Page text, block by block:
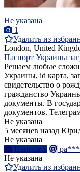
Не указана
1
Удалить из
London, United
Паспорт Украины
Решаем любые
Украины, id карта,
свидетельство о
гражданство
документы. В
документов.
Не указана
5 месяцев назад
Не указана
Написать
Не указана
Удалить из